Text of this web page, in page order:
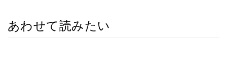
あわせて読みたい